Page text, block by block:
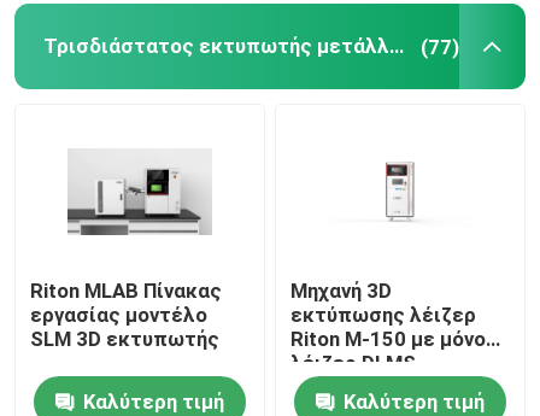
Μηχανή κάμψης σύρματος DMIS-V1
Μηχανή κάμψης σύρματος DMIS-V1
Τρισδιάστατος εκτυπωτής μετάλλων λέιζερ (77)
Riton MLAB Πίνακας
εργασίας μοντέλο
SLM 3D εκτυπωτής
Καλύτερη τιμή
Μηχανή 3D
εκτύπωσης λέιζερ
Riton M-150 με μόνο
λέιζερ DLMS
Καλύτερη τιμή